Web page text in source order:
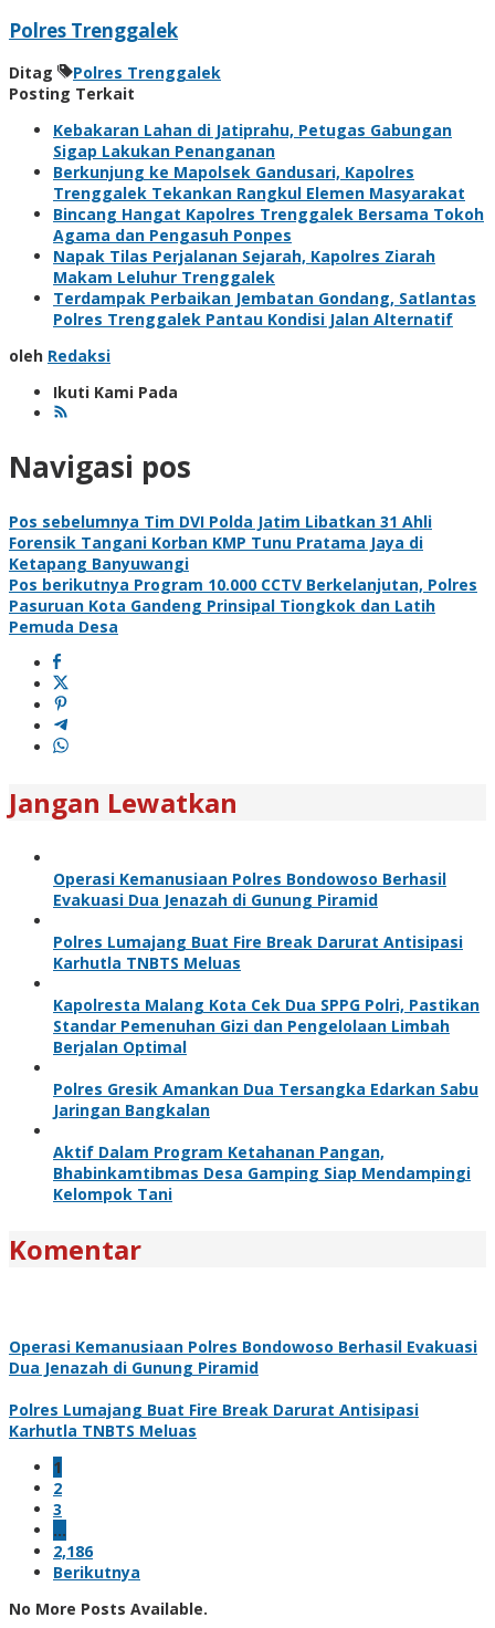
Polres Trenggalek
Ditag
Polres Trenggalek
Posting Terkait
Kebakaran Lahan di Jatiprahu, Petugas Gabungan
Sigap Lakukan Penanganan
Berkunjung ke Mapolsek Gandusari, Kapolres
Trenggalek Tekankan Rangkul Elemen Masyarakat
Bincang Hangat Kapolres Trenggalek Bersama Tokoh
Agama dan Pengasuh Ponpes
Napak Tilas Perjalanan Sejarah, Kapolres Ziarah
Makam Leluhur Trenggalek
Terdampak Perbaikan Jembatan Gondang, Satlantas
Polres Trenggalek Pantau Kondisi Jalan Alternatif
oleh Redaksi
Ikuti Kami Pada
Navigasi pos
Pos sebelumnya Tim DVI Polda Jatim Libatkan 31 Ahli
Forensik Tangani Korban KMP Tunu Pratama Jaya di
Ketapang Banyuwangi
Pos berikutnya Program 10.000 CCTV Berkelanjutan, Polres
Pasuruan Kota Gandeng Prinsipal Tiongkok dan Latih
Pemuda Desa
Jangan Lewatkan
Operasi Kemanusiaan Polres Bondowoso Berhasil
Evakuasi Dua Jenazah di Gunung Piramid
Polres Lumajang Buat Fire Break Darurat Antisipasi
Karhutla TNBTS Meluas
Kapolresta Malang Kota Cek Dua SPPG Polri, Pastikan
Standar Pemenuhan Gizi dan Pengelolaan Limbah
Berjalan Optimal
Polres Gresik Amankan Dua Tersangka Edarkan Sabu
Jaringan Bangkalan
Aktif Dalam Program Ketahanan Pangan,
Bhabinkamtibmas Desa Gamping Siap Mendampingi
Kelompok Tani
Komentar
Operasi Kemanusiaan Polres Bondowoso Berhasil Evakuasi
Dua Jenazah di Gunung Piramid
Polres Lumajang Buat Fire Break Darurat Antisipasi
Karhutla TNBTS Meluas
1
2
3
…
2,186
Berikutnya
No More Posts Available.